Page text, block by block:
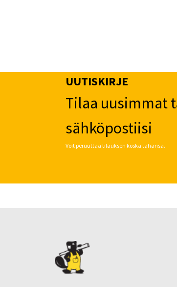
UUTISKIRJE
Tilaa uusimmat
sähköpostiisi
Voit peruuttaa tilauksen koska tahansa.